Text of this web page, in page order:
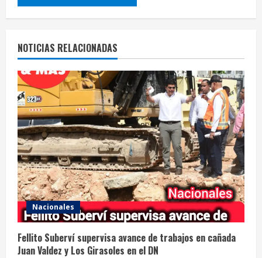
NOTICIAS RELACIONADAS
Nacionales
Fellito Suberví supervisa avance de trabajos en cañada
Juan Valdez y Los Girasoles en el DN